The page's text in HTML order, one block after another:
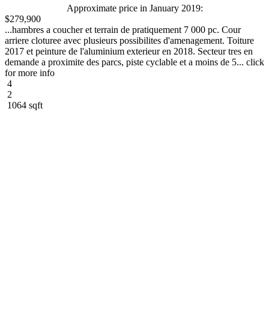
Approximate price in January 2019:
$279,900
...hambres a coucher et terrain de pratiquement 7 000 pc. Cour
arriere cloturee avec plusieurs possibilites d'amenagement. Toiture
2017 et peinture de l'aluminium exterieur en 2018. Secteur tres en
demande a proximite des parcs, piste cyclable et a moins de 5... click
for more info
4
2
1064 sqft